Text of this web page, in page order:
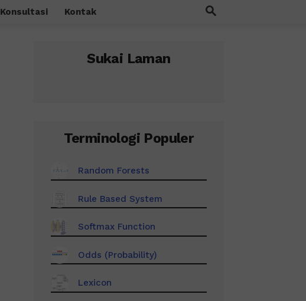
Konsultasi Kontak
Sukai Laman
Terminologi Populer
Random Forests
Rule Based System
Softmax Function
Odds (Probability)
Lexicon